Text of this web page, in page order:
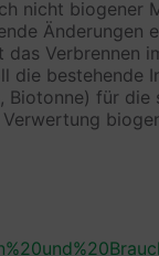
nicht biogener
Änderungen
das Verbrennen
die bestehende
Biotonne) für die